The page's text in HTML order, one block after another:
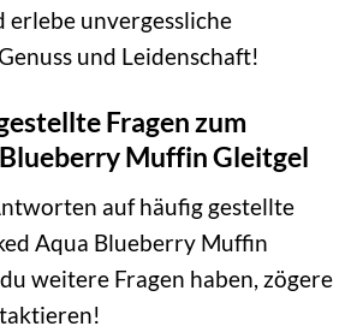
erlebe unvergessliche
und Leidenschaft!
Fragen zum
Muffin Gleitgel
auf häufig gestellte
Aqua Blueberry Muffin
weitere Fragen haben, zögere